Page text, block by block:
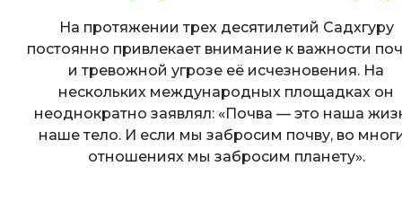
На протяжении трех десятилетий Садхгуру
постоянно привлекает внимание к важности
и тревожной угрозе её исчезновения. На
нескольких международных площадках он
неоднократно заявлял: «Почва — это наша
наше тело. И если мы забросим почву, во
отношениях мы забросим планету».